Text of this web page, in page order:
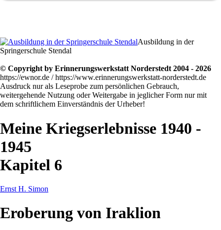
Ausbildung in der
Springerschule Stendal
© Copyright by Erinnerungswerkstatt Norderstedt 2004 - 2026
https://ewnor.de / https://www.erinnerungswerkstatt-norderstedt.de
Ausdruck nur als Leseprobe zum persönlichen Gebrauch,
weitergehende Nutzung oder Weitergabe in jeglicher Form nur mit
dem schriftlichem Einverständnis der Urheber!
Meine Kriegserlebnisse 1940 -
1945
Kapitel 6
Ernst H. Simon
Eroberung von Iraklion